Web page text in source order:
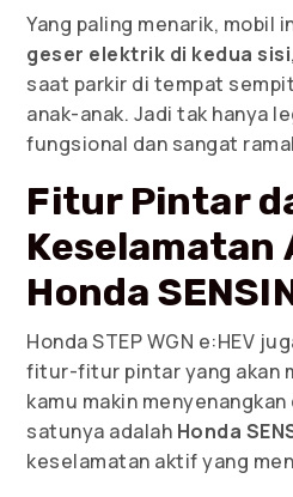
Yang paling menarik, mobil
geser elektrik di kedua sisi
saat parkir di tempat
anak-anak. Jadi tak hanya
fungsional dan sangat
Fitur Pintar
Honda
Honda STEP WGN e:HEV
fitur-fitur pintar yang akan
kamu makin menyenangkan
satunya adalah Honda
keselamatan aktif yang